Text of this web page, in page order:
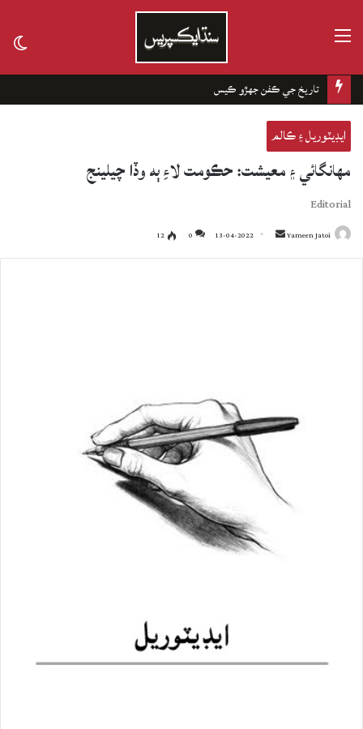
تاريخ جي ڪفن جھڙو ڪيس
ايڊيٽوريل ۽ ڪالم
مهانگائي ۽ معيشت: حڪومت لاءِ ٻه وڏا چيلينج
Editorial
Yameen Jatoi
Send
an
13-04-2022
0
12